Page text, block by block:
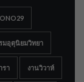
มอุตุนิยมวิทยา
รา งานวิวาห์